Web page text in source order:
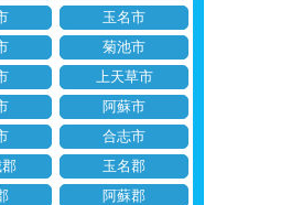
玉名市
菊池市
上天草市
阿蘇市
合志市
玉名郡
阿蘇郡